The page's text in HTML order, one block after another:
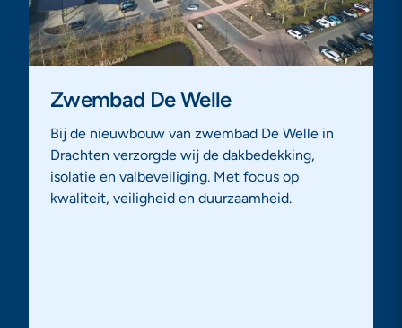
Zwembad De Welle
Bij de nieuwbouw van zwembad De Welle in
Drachten verzorgde wij de dakbedekking,
isolatie en valbeveiliging. Met focus op
kwaliteit, veiligheid en duurzaamheid.